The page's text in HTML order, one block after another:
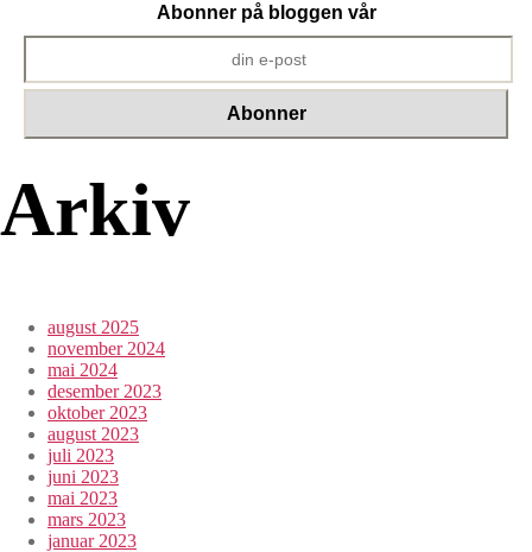
Abonner på bloggen vår
Arkiv
august 2025
november 2024
mai 2024
desember 2023
oktober 2023
august 2023
juli 2023
juni 2023
mai 2023
mars 2023
januar 2023